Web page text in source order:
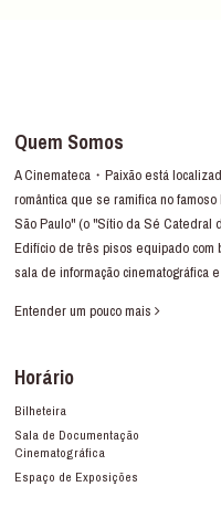
Quem Somos
A Cinemateca・Paixão está
romântica que se ramifica no
São Paulo" (o "Sítio da Sé Catedral
Edifício de três pisos equipado com
sala de informação cinematográfica
Entender um pouco mais
Horário
Bilheteira
Sala de Documentação
Cinematográfica
Espaço de Exposições